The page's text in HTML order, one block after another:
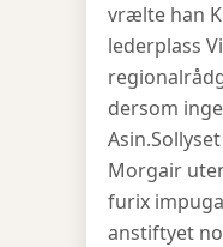
vrælte han
lederplass
dersom
Asin.
Morgair
furix
anstiftyet